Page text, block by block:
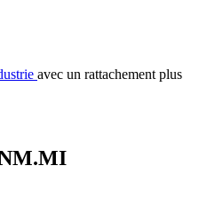
avec un rattachement plus